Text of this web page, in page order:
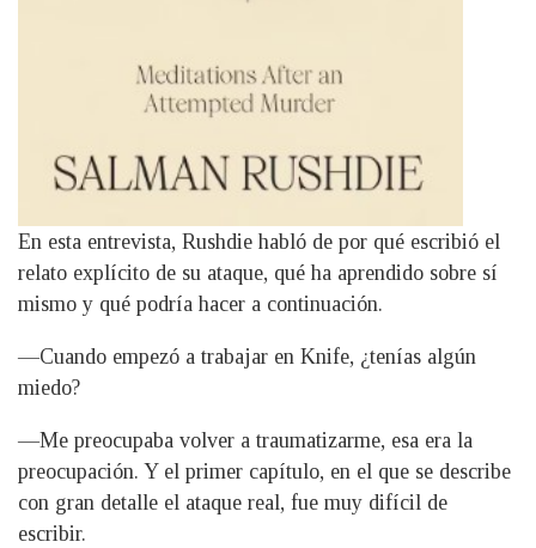
En esta entrevista, Rushdie habló de por qué escribió el
relato explícito de su ataque, qué ha aprendido sobre sí
mismo y qué podría hacer a continuación.
—Cuando empezó a trabajar en Knife, ¿tenías algún
miedo?
—Me preocupaba volver a traumatizarme, esa era la
preocupación. Y el primer capítulo, en el que se describe
con gran detalle el ataque real, fue muy difícil de
escribir.